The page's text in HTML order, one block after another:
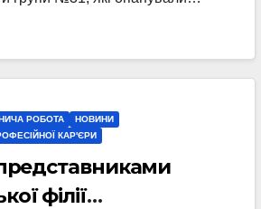
РОБОТА
НОВИНИ
КАР'ЄРИ
філії